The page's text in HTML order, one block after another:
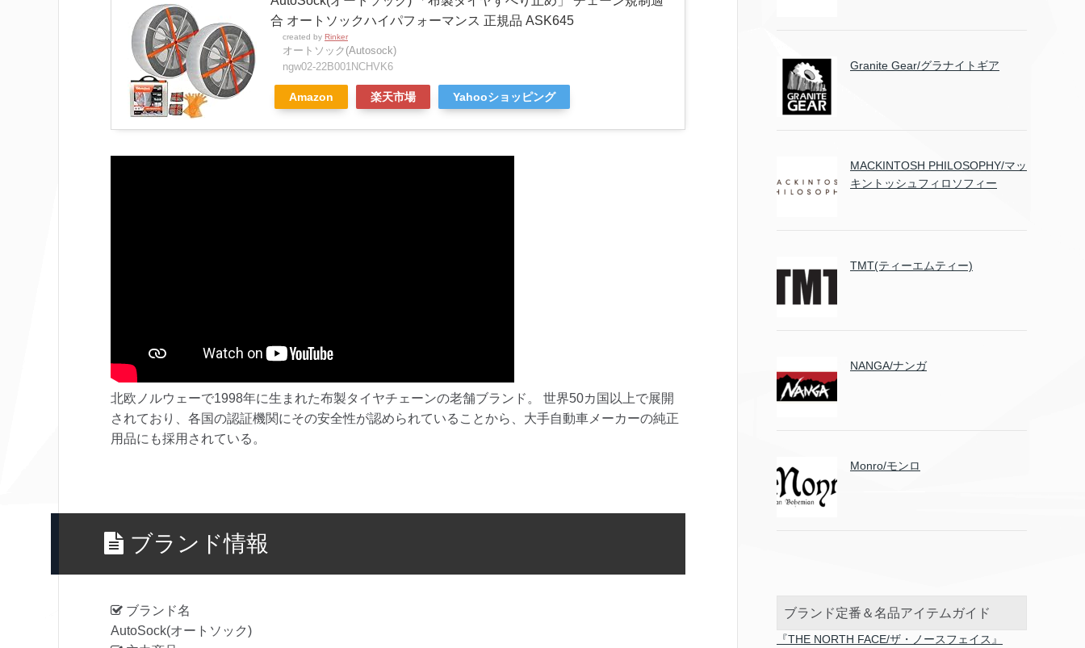
合 オートソックハイパフォーマンス 正規品 ASK645
created by Rinker
オートソック(Autosock)
ngw02-22B001NCHVK6
Amazon 楽天市場 Yahooショッピング
北欧ノルウェーで1998年に生まれた布製タイヤチェーンの老舗ブランド。 世界50カ国以上で展開
されており、各国の認証機関にその安全性が認められていることから、大手自動車メーカーの純正
用品にも採用されている。
ブランド情報
ブランド名
AutoSock(オートソック)
Granite Gear/グラナイトギア
MACKINTOSH PHILOSOPHY/マッ
キントッシュフィロソフィー
TMT(ティーエムティー)
NANGA/ナンガ
Monro/モンロ
ブランド定番＆名品アイテムガイド
『THE NORTH FACE/ザ・ノースフェイス』